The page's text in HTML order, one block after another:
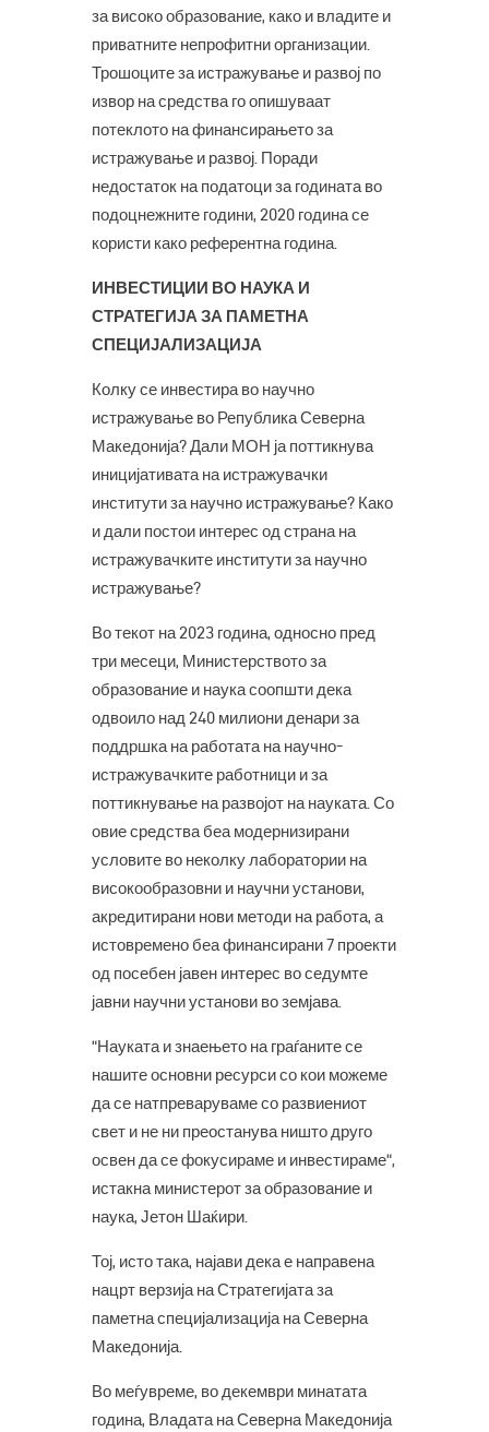
за високо образование, како и владите и
приватните непрофитни организации.
Трошоците за истражување и развој по
извор на средства го опишуваат
потеклото на финансирањето за
истражување и развој. Поради
недостаток на податоци за годината во
подоцнежните години, 2020 година се
користи како референтна година.
ИНВЕСТИЦИИ ВО НАУКА И
СТРАТЕГИЈА ЗА ПАМЕТНА
СПЕЦИЈАЛИЗАЦИЈА
Колку се инвестира во научно
истражување во Република Северна
Македонија? Дали МОН ја поттикнува
иницијативата на истражувачки
институти за научно истражување? Како
и дали постои интерес од страна на
истражувачките институти за научно
истражување?
Во текот на 2023 година, односно пред
три месеци, Министерството за
образование и наука соопшти дека
одвоило над 240 милиони денари за
поддршка на работата на научно-
истражувачките работници и за
поттикнување на развојот на науката. Со
овие средства беа модернизирани
условите во неколку лаборатории на
високообразовни и научни установи,
акредитирани нови методи на работа, а
истовремено беа финансирани 7 проекти
од посебен јавен интерес во седумте
јавни научни установи во земјава.
“Науката и знаењето на граѓаните се
нашите основни ресурси со кои можеме
да се натпреваруваме со развиениот
свет и не ни преостанува ништо друго
освен да се фокусираме и инвестираме“,
истакна министерот за образование и
наука, Јетон Шаќири.
Тој, исто така, најави дека е направена
нацрт верзија на Стратегијата за
паметна специјализација на Северна
Македонија.
Во меѓувреме, во декември минатата
година, Владата на Северна Македонија